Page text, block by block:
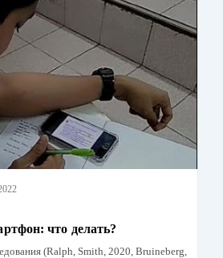
что делать?
(Ralph, Smith, 2020, Bruineberg,